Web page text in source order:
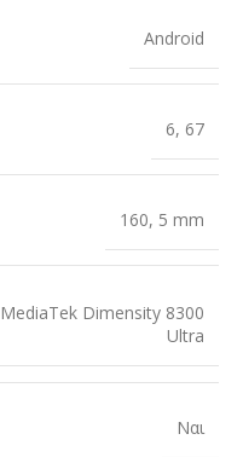
Android
6, 67
160, 5 mm
MediaTek Dimensity 8300
Ultra
Ναι